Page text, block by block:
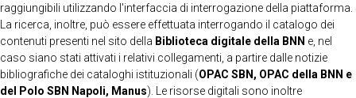
raggiungibili utilizzando l'interfaccia di interrogazione della piattaforma.
La ricerca, inoltre, può essere effettuata interrogando il catalogo dei
contenuti presenti nel sito della Biblioteca digitale della BNN e, nel
caso siano stati attivati i relativi collegamenti, a partire dalle notizie
bibliografiche dei cataloghi istituzionali (OPAC SBN, OPAC della BNN e
del Polo SBN Napoli, Manus). Le risorse digitali sono inoltre